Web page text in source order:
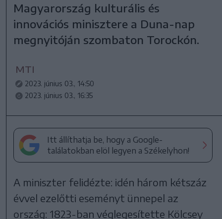
Magyarország kulturális és
innovációs minisztere a Duna-nap
megnyitóján szombaton Torockón.
MTI
2023. június 03., 14:50
2023. június 03., 16:35
Itt állíthatja be, hogy a Google-
találatokban elöl legyen a Székelyhon!
A miniszter felidézte: idén három kétszáz
évvel ezelőtti eseményt ünnepel az
ország: 1823-ban véglegesítette Kölcsey